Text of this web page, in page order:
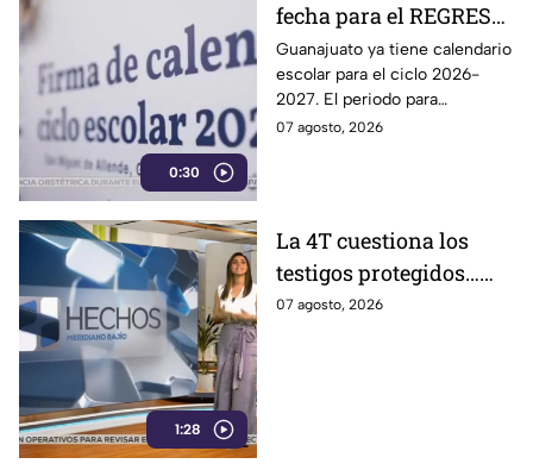
0:30
fecha para el REGRESO
A CLASES en
Guanajuato: esto marca
el calendario 2026-
2027
Guanajuato ya tiene calendario
escolar para el ciclo 2026-
2027. El periodo para
Preescolar, primaria y
07 agosto, 2026
1:28
La 4T cuestiona los
testigos protegidos…
hasta que le sirven
07 agosto, 2026